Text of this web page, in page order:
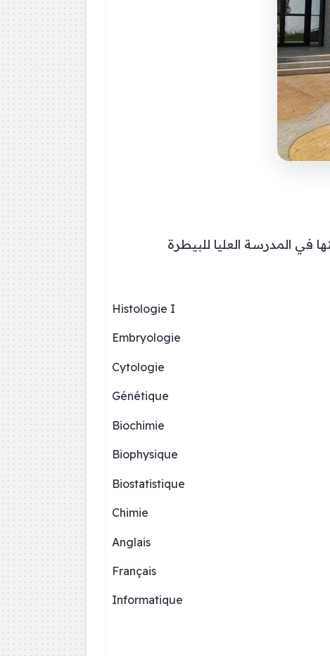
في المدرسة العليا للبيطرة
Histologie I
Embryologie
Cytologie
Génétique
Biochimie
Biophysique
Biostatistique
Chimie
Anglais
Français
Informatique